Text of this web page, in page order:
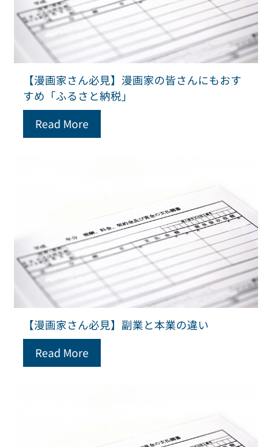
【漫画家さん必見】漫画家の皆さんにもおす
すめ「ふるさと納税」
Read More
【漫画家さん必見】副業と本業の違い
Read More